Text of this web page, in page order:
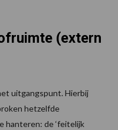
(extern
uitgangspunt. Hierbij
hetzelfde
hanteren: de ‘feitelijk